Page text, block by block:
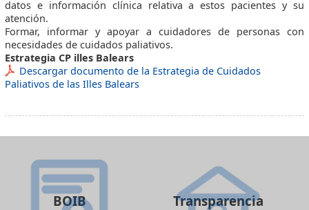
datos e información clínica relativa a estos pacientes y su
atención.
Formar, informar y apoyar a cuidadores de personas con
necesidades de cuidados paliativos.
Estrategia CP illes Balears
Descargar documento de la Estrategia de Cuidados
Paliativos de las Illes Balears
BOIB Transparencia